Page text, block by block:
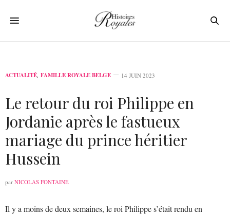
ACTUALITÉ, FAMILLE ROYALE BELGE 14 JUIN 2023
Le retour du roi Philippe en
Jordanie après le fastueux
mariage du prince héritier
Hussein
par NICOLAS FONTAINE
Il y a moins de deux semaines, le roi Philippe s’était rendu en